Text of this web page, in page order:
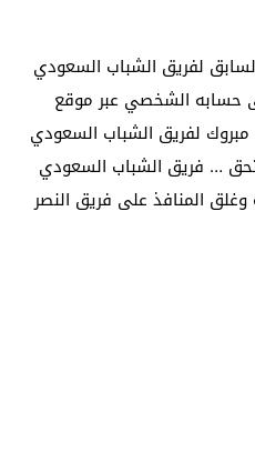
لفريق الشباب السعودي
حسابه الشخصي عبر موقع
مبروك لفريق الشباب السعودي
… فريق الشباب السعودي
وغلق المنافذ على فريق النصر